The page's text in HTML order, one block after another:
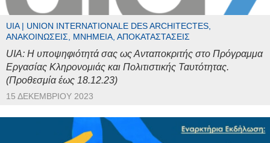
UIA | UNION INTERNATIONALE DES ARCHITECTES,
ΑΝΑΚΟΙΝΏΣΕΙΣ, ΜΝΗΜΕΊΑ, ΑΠΟΚΑΤΑΣΤΆΣΕΙΣ
UIA: Η υποψηφιότητά σας ως Ανταποκριτής στο Πρόγραμμα
Εργασίας Κληρονομιάς και Πολιτιστικής Ταυτότητας.
(Προθεσμία έως 18.12.23)
15 ΔΕΚΕΜΒΡΊΟΥ 2023